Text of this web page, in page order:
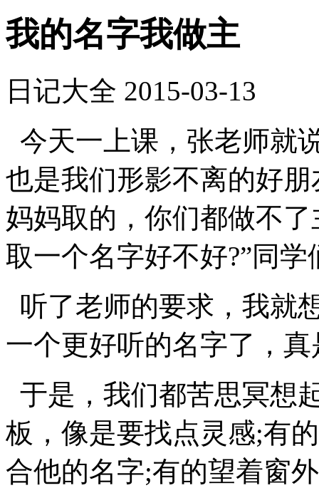
我的名字我做主
日记大全 2015-03-13
今天一上课，张老师就
也是我们形影不离的好
妈妈取的，你们都做不
取一个名字好不好?”同
听了老师的要求，我就
一个更好听的名字了，
于是，我们都苦思冥想
板，像是要找点灵感;有
合他的名字;有的望着窗